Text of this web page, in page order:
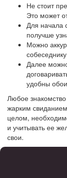
Не стоит
Это может
Для начала
получше
Можно
Далее
удобны
Любое
жарким
целом,
и учитывать ее
свои.